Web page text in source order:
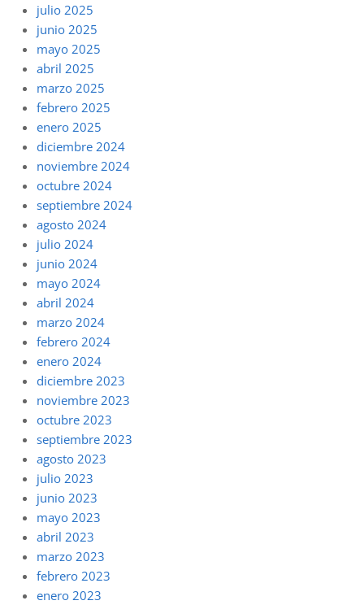
julio 2025
junio 2025
mayo 2025
abril 2025
marzo 2025
febrero 2025
enero 2025
diciembre 2024
noviembre 2024
octubre 2024
septiembre 2024
agosto 2024
julio 2024
junio 2024
mayo 2024
abril 2024
marzo 2024
febrero 2024
enero 2024
diciembre 2023
noviembre 2023
octubre 2023
septiembre 2023
agosto 2023
julio 2023
junio 2023
mayo 2023
abril 2023
marzo 2023
febrero 2023
enero 2023